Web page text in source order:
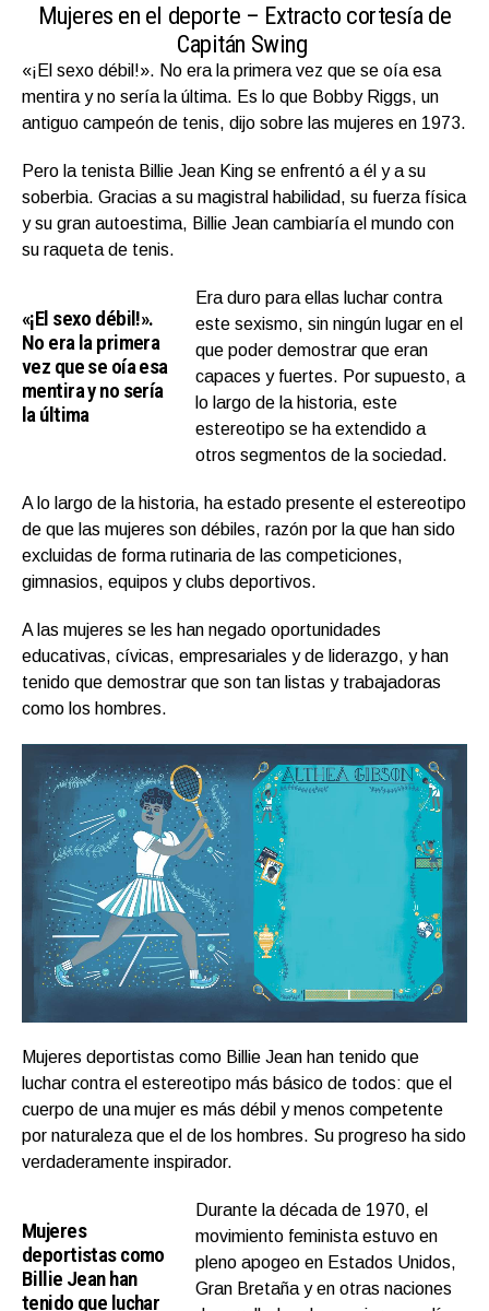
Mujeres en el deporte – Extracto cortesía de
Capitán Swing
«¡El sexo débil!». No era la primera vez que se oía esa
mentira y no sería la última. Es lo que Bobby Riggs, un
antiguo campeón de tenis, dijo sobre las mujeres en 1973.
Pero la tenista Billie Jean King se enfrentó a él y a su
soberbia. Gracias a su magistral habilidad, su fuerza física
y su gran autoestima, Billie Jean cambiaría el mundo con
su raqueta de tenis.
«¡El sexo débil!».
No era la primera
vez que se oía esa
mentira y no sería
la última
Era duro para ellas luchar contra
este sexismo, sin ningún lugar en el
que poder demostrar que eran
capaces y fuertes. Por supuesto, a
lo largo de la historia, este
estereotipo se ha extendido a
otros segmentos de la sociedad.
A lo largo de la historia, ha estado presente el estereotipo
de que las mujeres son débiles, razón por la que han sido
excluidas de forma rutinaria de las competiciones,
gimnasios, equipos y clubs deportivos.
A las mujeres se les han negado oportunidades
educativas, cívicas, empresariales y de liderazgo, y han
tenido que demostrar que son tan listas y trabajadoras
como los hombres.
Mujeres deportistas como Billie Jean han tenido que
luchar contra el estereotipo más básico de todos: que el
cuerpo de una mujer es más débil y menos competente
por naturaleza que el de los hombres. Su progreso ha sido
verdaderamente inspirador.
Mujeres
deportistas como
Billie Jean han
tenido que luchar
Durante la década de 1970, el
movimiento feminista estuvo en
pleno apogeo en Estados Unidos,
Gran Bretaña y en otras naciones